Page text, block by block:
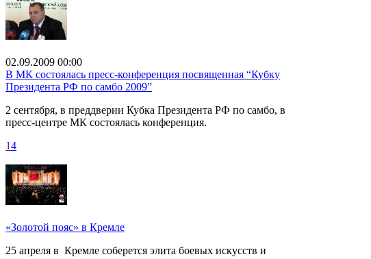
02.09.2009 00:00
В МК состоялась пресс-конференция посвященная “Кубку
Президента РФ по самбо 2009”
2 сентября, в преддверии Кубка Президента РФ по самбо, в
пресс-центре МК состоялась конференция.
14
«Золотой пояс» в Кремле
25 апреля в Кремле соберется элита боевых искусств и